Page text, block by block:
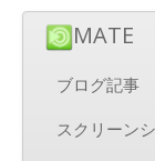
MATE
ブログ記事
スクリーン